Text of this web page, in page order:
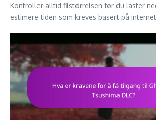
Kontroller alltid filstørrelsen før du laster
estimere tiden som kreves basert på